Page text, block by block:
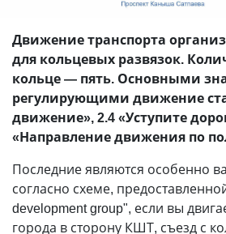
Движение транспорта
для кольцевых развязок.
кольце — пять. Основными
регулирующими движение
движение», 2.4 «Уступите
«Направление движения по
Последние являются особенно
согласно схеме,
development group", если вы
города в сторону КШТ, съезд с